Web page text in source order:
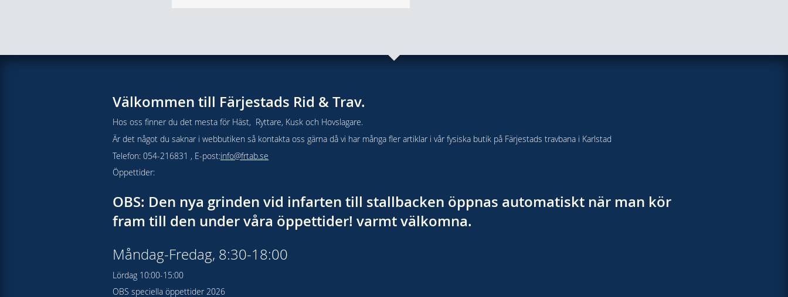
Välkommen till Färjestads Rid & Trav.
Hos oss finner du det mesta för Häst, Ryttare, Kusk och Hovslagare.
Är det något du saknar i webbutiken så kontakta oss gärna då vi har många fler artiklar i vår fysiska butik på Färjestads travbana i Karlstad
Telefon: 054-216831 , E-post:info@frtab.se
Öppettider:
OBS: Den nya grinden vid infarten till stallbacken öppnas automatiskt när man kör
fram till den under våra öppettider! varmt välkomna.
Måndag-Fredag, 8:30-18:00
Lördag 10:00-15:00
OBS speciella öppettider 2026